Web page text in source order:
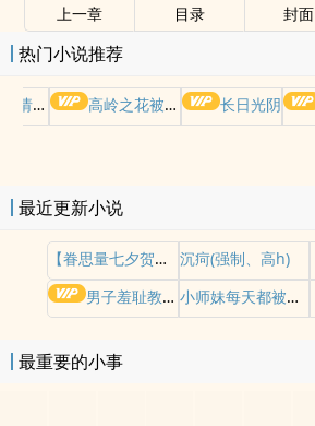
上一章 目录 封面
热门小说推荐
摆好 高岭之花被权贵轮了后 长日光阴
最近更新小说
【眷思量七夕贺文】镜花水月 沉疴(强制、高h)
男子羞耻教育世界（gb四爱女攻/高H）
小师妹每天都被操干不止（nph）
最重要的小事